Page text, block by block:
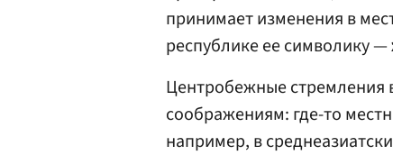
принимает изменения в
республике ее символику —
Центробежные стремления
соображениям: где-то
например, в